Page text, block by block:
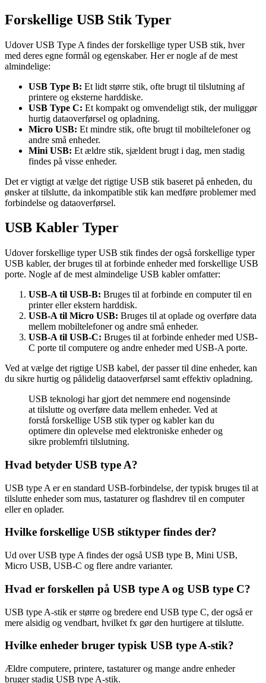
Forskellige USB Stik Typer
Udover USB Type A findes der forskellige typer USB stik, hver
med deres egne formål og egenskaber. Her er nogle af de mest
almindelige:
USB Type B: Et lidt større stik, ofte brugt til tilslutning af
printere og eksterne harddiske.
USB Type C: Et kompakt og omvendeligt stik, der muliggør
hurtig dataoverførsel og opladning.
Micro USB: Et mindre stik, ofte brugt til mobiltelefoner og
andre små enheder.
Mini USB: Et ældre stik, sjældent brugt i dag, men stadig
findes på visse enheder.
Det er vigtigt at vælge det rigtige USB stik baseret på enheden, du
ønsker at tilslutte, da inkompatible stik kan medføre problemer med
forbindelse og dataoverførsel.
USB Kabler Typer
Udover forskellige typer USB stik findes der også forskellige typer
USB kabler, der bruges til at forbinde enheder med forskellige USB
porte. Nogle af de mest almindelige USB kabler omfatter:
USB-A til USB-B: Bruges til at forbinde en computer til en
printer eller ekstern harddisk.
USB-A til Micro USB: Bruges til at oplade og overføre data
mellem mobiltelefoner og andre små enheder.
USB-A til USB-C: Bruges til at forbinde enheder med USB-
C porte til computere og andre enheder med USB-A porte.
Ved at vælge det rigtige USB kabel, der passer til dine enheder, kan
du sikre hurtig og pålidelig dataoverførsel samt effektiv opladning.
USB teknologi har gjort det nemmere end nogensinde
at tilslutte og overføre data mellem enheder. Ved at
forstå forskellige USB stik typer og kabler kan du
optimere din oplevelse med elektroniske enheder og
sikre problemfri tilslutning.
Hvad betyder USB type A?
USB type A er en standard USB-forbindelse, der typisk bruges til at
tilslutte enheder som mus, tastaturer og flashdrev til en computer
eller en oplader.
Hvilke forskellige USB stiktyper findes der?
Ud over USB type A findes der også USB type B, Mini USB,
Micro USB, USB-C og flere andre varianter.
Hvad er forskellen på USB type A og USB type C?
USB type A-stik er større og bredere end USB type C, der også er
mere alsidig og vendbart, hvilket fx gør den hurtigere at tilslutte.
Hvilke enheder bruger typisk USB type A-stik?
Ældre computere, printere, tastaturer og mange andre enheder
bruger stadig USB type A-stik.